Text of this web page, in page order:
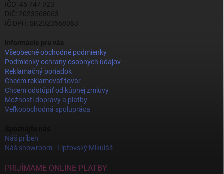
IČO: 46 747 923
DIČ: 2023568063
IČ DPH: SK2023568063
Informácie pre vás
Všeobecné obchodné podmienky
Podmienky ochrany osobných údajov
Reklamačný poriadok
Chcem reklamovať tovar
Chcem odstúpiť od kúpnej zmluvy
Možnosti dopravy a platby
Veľkoobchodná spolupráca
Náš príbeh
Náš showroom - Liptovský Mikuláš
PRIJÍMAME ONLINE PLATBY